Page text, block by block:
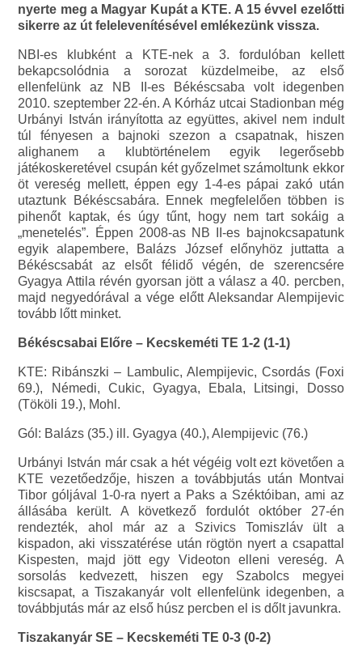
nyerte meg a Magyar Kupát a KTE. A 15 évvel ezelőtti
sikerre az út felelevenítésével emlékezünk vissza.
NBI-es klubként a KTE-nek a 3. fordulóban kellett
bekapcsolódnia a sorozat küzdelmeibe, az első
ellenfelünk az NB II-es Békéscsaba volt idegenben
2010. szeptember 22-én. A Kórház utcai Stadionban még
Urbányi István irányította az együttes, akivel nem indult
túl fényesen a bajnoki szezon a csapatnak, hiszen
alighanem a klubtörténelem egyik legerősebb
játékoskeretével csupán két győzelmet számoltunk ekkor
öt vereség mellett, éppen egy 1-4-es pápai zakó után
utaztunk Békéscsabára. Ennek megfelelően többen is
pihenőt kaptak, és úgy tűnt, hogy nem tart sokáig a
„menetelés”. Éppen 2008-as NB II-es bajnokcsapatunk
egyik alapembere, Balázs József előnyhöz juttatta a
Békéscsabát az elsőt félidő végén, de szerencsére
Gyagya Attila révén gyorsan jött a válasz a 40. percben,
majd negyedórával a vége előtt Aleksandar Alempijevic
tovább lőtt minket.
Békéscsabai Előre – Kecskeméti TE 1-2 (1-1)
KTE: Ribánszki – Lambulic, Alempijevic, Csordás (Foxi
69.), Némedi, Cukic, Gyagya, Ebala, Litsingi, Dosso
(Tököli 19.), Mohl.
Gól: Balázs (35.) ill. Gyagya (40.), Alempijevic (76.)
Urbányi István már csak a hét végéig volt ezt követően a
KTE vezetőedzője, hiszen a továbbjutás után Montvai
Tibor góljával 1-0-ra nyert a Paks a Széktóiban, ami az
állásába került. A következő fordulót október 27-én
rendezték, ahol már az a Szivics Tomiszláv ült a
kispadon, aki visszatérése után rögtön nyert a csapattal
Kispesten, majd jött egy Videoton elleni vereség. A
sorsolás kedvezett, hiszen egy Szabolcs megyei
kiscsapat, a Tiszakanyár volt ellenfelünk idegenben, a
továbbjutás már az első húsz percben el is dőlt javunkra.
Tiszakanyár SE – Kecskeméti TE 0-3 (0-2)